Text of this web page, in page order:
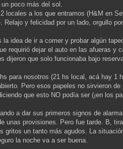
poco más del sol.
locales a los que entramos (H&M en
Relajo y felicidad por un lado, orgullo
idea de ir a comer y probar algún
requirió dejar el auto en las afueras y
dijeron que solo funcionaba bajo
para nosotros (21 hs local, acá hay 1
Pero esos papeles no sirvieron
que esto NO podía ser (¡en los
a dar sus primeros signos de
unas provisiones. Pero fue tarde. B,
gritos un tanto más agudos. La
la noche va a ser buena.